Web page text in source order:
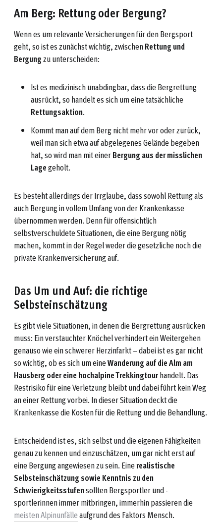
Am Berg: Rettung oder Bergung?
Wenn es um relevante Versicherungen für den Bergsport
geht, so ist es zunächst wichtig, zwischenRettung und
Bergungzu unterscheiden:
Ist es medizinisch unabdingbar, dass die Bergrettung
ausrückt, so handelt es sich um eine tatsächliche
Rettungsaktion.
Kommt man auf dem Berg nicht mehr vor oder zurück,
weil man sich etwa auf abgelegenes Gelände begeben
hat, so wird man mit einerBergung aus der misslichen
Lagegeholt.
Es besteht allerdings der Irrglaube, dass sowohl Rettung als
auch Bergung in vollem Umfang von der Krankenkasse
übernommen werden. Denn für offensichtlich
selbstverschuldete Situationen, die eine Bergung nötig
machen, kommt in der Regel weder die gesetzliche noch die
private Krankenversicherung auf.
Das Um und Auf: die richtige
Selbsteinschätzung
Es gibt viele Situationen, in denen die Bergrettung ausrücken
muss: Ein verstauchter Knöchel verhindert ein Weitergehen
genauso wie ein schwerer Herzinfarkt – dabei ist es gar nicht
so wichtig, ob es sich um eineWanderung auf die Alm am
Hausberg oder eine hochalpine Trekkingtourhandelt. Das
Restrisiko für eine Verletzung bleibt und dabei führt kein Weg
an einer Rettung vorbei. In dieser Situation deckt die
Krankenkasse die Kosten für die Rettung und die Behandlung.
Entscheidend ist es, sich selbst und die eigenen Fähigkeiten
genau zu kennen und einzuschätzen, um gar nicht erst auf
eine Bergung angewiesen zu sein. Einerealistische
Selbsteinschätzung sowie Kenntnis zu den
Schwierigkeitsstufensollten Bergsportler und -
sportlerinnen immer mitbringen, immerhin passieren die
meisten Alpinunfälleaufgrund des Faktors Mensch.